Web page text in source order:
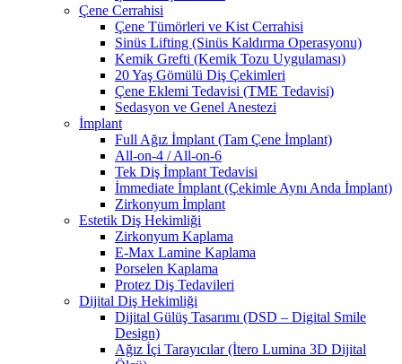
Çene Cerrahisi
Çene Tümörleri ve Kist Cerrahisi
Sinüs Lifting (Sinüs Kaldırma Operasyonu)
Kemik Grefti (Kemik Tozu Uygulaması)
20 Yaş Gömülü Diş Çekimleri
Çene Eklemi Tedavisi (TME Tedavisi)
Sedasyon ve Genel Anestezi
İmplant
Full Ağız İmplant (Tam Çene İmplant)
All-on-4 / All-on-6
Tek Diş İmplant Tedavisi
İmmediate İmplant (Çekimle Aynı Anda İmplant)
Zirkonyum İmplant
Estetik Diş Hekimliği
Zirkonyum Kaplama
E-Max Lamine Kaplama
Porselen Kaplama
Protez Diş Tedavileri
Dijital Diş Hekimliği
Dijital Gülüş Tasarımı (DSD – Digital Smile
Design)
Ağız İçi Tarayıcılar (İtero Lumina 3D Dijital